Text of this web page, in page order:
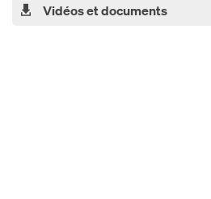
Vidéos et documents